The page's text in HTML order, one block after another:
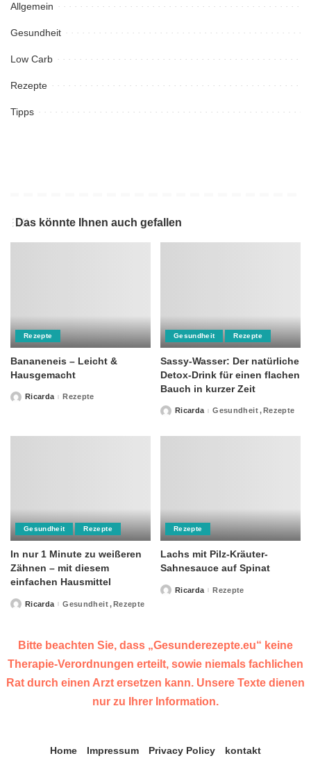
Allgemein
Gesundheit
Low Carb
Rezepte
Tipps
Das könnte Ihnen auch gefallen
Rezepte
Bananeneis – Leicht &
Hausgemacht
PostedRicarda Rezepte
Gesundheit Rezepte
Sassy-Wasser: Der natürliche
Detox-Drink für einen flachen
Bauch in kurzer Zeit
PostedRicarda Gesundheit Rezepte
Gesundheit Rezepte
In nur 1 Minute zu weißeren
Zähnen – mit diesem
einfachen Hausmittel
PostedRicarda Gesundheit Rezepte
Rezepte
Lachs mit Pilz-Kräuter-
Sahnesauce auf Spinat
PostedRicarda Rezepte
Bitte beachten Sie, dass „Gesunderezepte.eu“ keine
Therapie-Verordnungen erteilt, sowie niemals fachlichen
Rat durch einen Arzt ersetzen kann. Unsere Texte dienen
nur zu Ihrer Information.
Home Impressum Privacy Policy
kontakt